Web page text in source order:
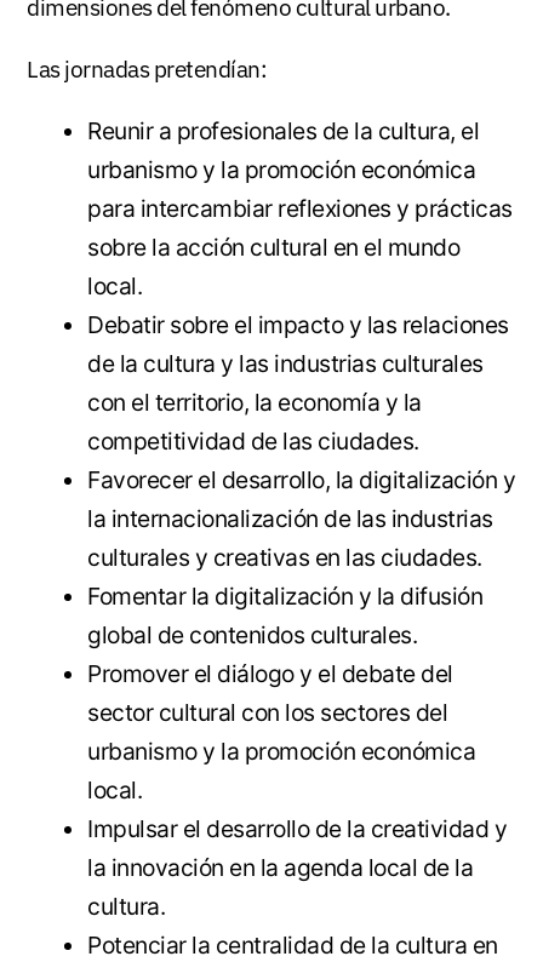
dimensiones del fenómeno cultural urbano.
Las jornadas pretendían:
Reunir a profesionales de la cultura, el
urbanismo y la promoción económica
para intercambiar reflexiones y prácticas
sobre la acción cultural en el mundo
local.
Debatir sobre el impacto y las relaciones
de la cultura y las industrias culturales
con el territorio, la economía y la
competitividad de las ciudades.
Favorecer el desarrollo, la digitalización y
la internacionalización de las industrias
culturales y creativas en las ciudades.
Fomentar la digitalización y la difusión
global de contenidos culturales.
Promover el diálogo y el debate del
sector cultural con los sectores del
urbanismo y la promoción económica
local.
Impulsar el desarrollo de la creatividad y
la innovación en la agenda local de la
cultura.
Potenciar la centralidad de la cultura en